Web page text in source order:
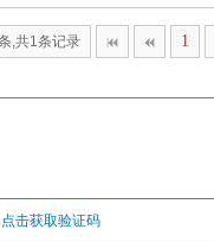
,共1条记录 1
点击获取验证码